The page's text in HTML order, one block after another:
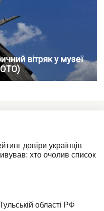
вітряк у музеї